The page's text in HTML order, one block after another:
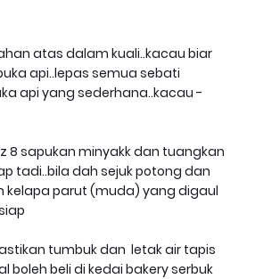
atas dalam kuali..kacau biar
api..lepas semua sebati
api yang sederhana..kacau -
8 sapukan minyakk dan tuangkan
tadi..bila dah sejuk potong dan
kelapa parut (muda) yang digaul
tumbuk dan letak air tapis
boleh beli di kedai bakery serbuk